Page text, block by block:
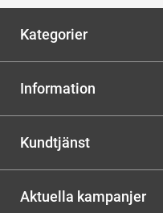
Kategorier
Information
Kundtjänst
Aktuella kampanjer